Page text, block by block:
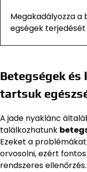
Megakadályozza a
egségek terjedését
Betegségek és
tartsuk
A jade nyaklánc
találkozhatunk
Ezeket a
orvosolni, ezért
rendszeres ellenőrzés.